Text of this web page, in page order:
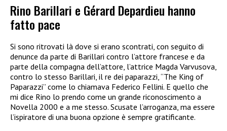
Rino Barillari e Gérard Depardieu hanno
fatto pace
Si sono ritrovati là dove si erano scontrati, con seguito di
denunce da parte di Barillari contro l’attore francese e da
parte della compagna dell’attore, l’attrice Magda Varvusova,
contro lo stesso Barillari, il re dei paparazzi, “The King of
Paparazzi” come lo chiamava Federico Fellini. E quello che
mi dice Rino lo prendo come un grande riconoscimento a
Novella 2000 e a me stesso. Scusate l’arroganza, ma essere
l’ispiratore di una buona opzione è sempre gratificante.